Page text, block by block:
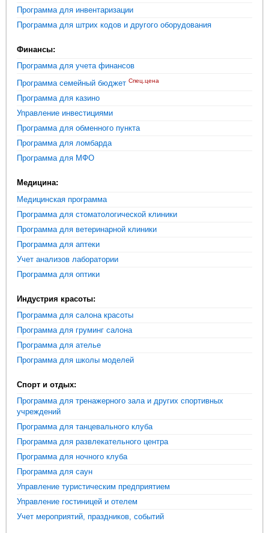
Программа для инвентаризации
Программа для штрих кодов и другого оборудования
Финансы:
Программа для учета финансов
Программа семейный бюджет Спец.цена
Программа для казино
Управление инвестициями
Программа для обменного пункта
Программа для ломбарда
Программа для МФО
Медицина:
Медицинская программа
Программа для стоматологической клиники
Программа для ветеринарной клиники
Программа для аптеки
Учет анализов лаборатории
Программа для оптики
Индустрия красоты:
Программа для салона красоты
Программа для груминг салона
Программа для ателье
Программа для школы моделей
Спорт и отдых:
Программа для тренажерного зала и других спортивных
учреждений
Программа для танцевального клуба
Программа для развлекательного центра
Программа для ночного клуба
Программа для саун
Управление туристическим предприятием
Управление гостиницей и отелем
Учет мероприятий, праздников, событий